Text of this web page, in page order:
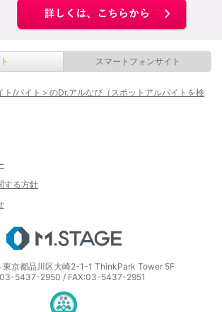
スマートフォンサイト
ト/バイト＞のDr.アルなび（スポットアルバイトを検
する方針
京都品川区大崎2-1-1 ThinkPark Tower 5F
5437-2950 / FAX:03-5437-2951